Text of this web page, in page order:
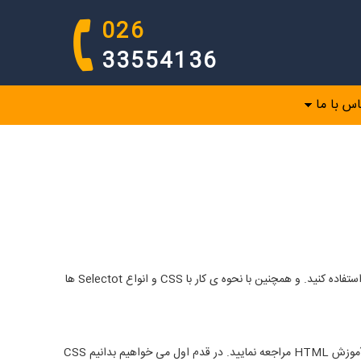
026
33554136
با ما
در خود آموز سریع CSS و با استفاده از مثال های موجود در آن، شما یاد خواهید گرفت که چگونه از CSS برای تنظیم استایل ها و ظاهر صفحه وب سایت استفاده کنید. و همچنین با نحوه ی کار با CSS و انواع Selectot ها
چیزهایی که شما باید از قبل بدانید ! قبل از ادامه شما باید یک درک ابتدایی از HTML داشته باشید. برای این منظور شما باید در ابتدا به مقاله مربوط به آموزش HTML مراجعه نمایید. در قدم اول می خواهیم بدانیم CSS